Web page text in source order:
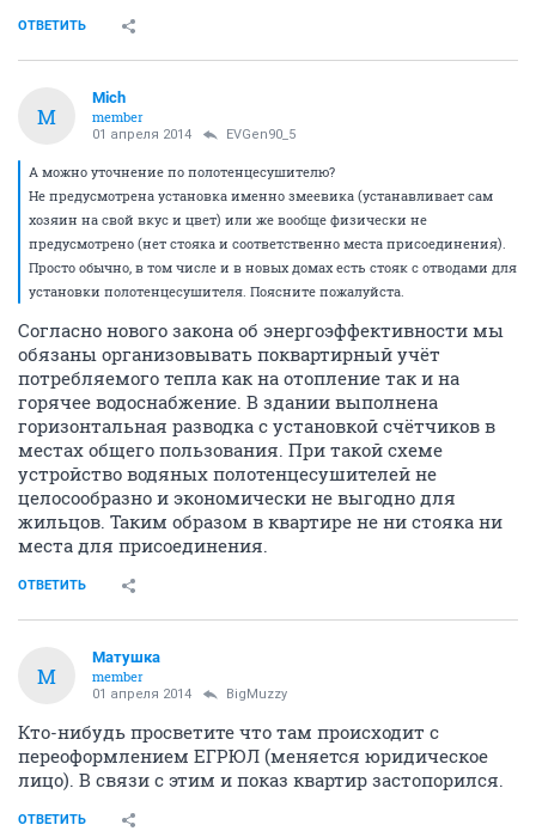
ОТВЕТИТЬ
M
Mich
member
01 апреля 2014 EVGen90_5
А можно уточнение по полотенцесушителю?
Не предусмотрена установка именно змеевика (устанавливает сам
хозяин на свой вкус и цвет) или же вообще физически не
предусмотрено (нет стояка и соответственно места присоединения).
Просто обычно, в том числе и в новых домах есть стояк с отводами для
установки полотенцесушителя. Поясните пожалуйста.
Согласно нового закона об энергоэффективности мы
обязаны организовывать поквартирный учёт
потребляемого тепла как на отопление так и на
горячее водоснабжение. В здании выполнена
горизонтальная разводка с установкой счётчиков в
местах общего пользования. При такой схеме
устройство водяных полотенцесушителей не
целосообразно и экономически не выгодно для
жильцов. Таким образом в квартире не ни стояка ни
места для присоединения.
ОТВЕТИТЬ
М
Матушка
member
01 апреля 2014 BigMuzzy
Кто-нибудь просветите что там происходит с
переоформлением ЕГРЮЛ (меняется юридическое
лицо). В связи с этим и показ квартир застопорился.
ОТВЕТИТЬ